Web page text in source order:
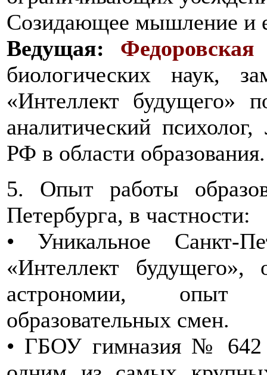
Созидающее мышление и
Ведущая:
биологических наук,
«Интеллект будущего»
аналитический
РФ в области образования.
5. Опыт работы
Петербурга, в частности:
• Уникальное Санкт-
«Интеллект будущего»,
астрономии, опыт
образовательных смен.
• ГБОУ гимназия № 642